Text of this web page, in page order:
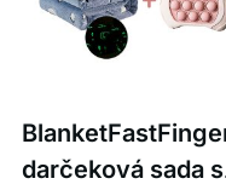
darčeková sada s